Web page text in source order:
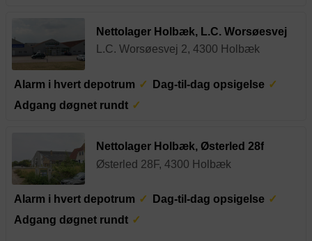
Nettolager Holbæk, L.C. Worsøesvej
L.C. Worsøesvej 2, 4300 Holbæk
Alarm i hvert depotrum
Dag-til-dag opsigelse
Adgang døgnet rundt
Nettolager Holbæk, Østerled 28f
Østerled 28F, 4300 Holbæk
Alarm i hvert depotrum
Dag-til-dag opsigelse
Adgang døgnet rundt